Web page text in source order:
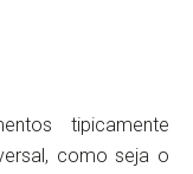
tipicamente
como seja o